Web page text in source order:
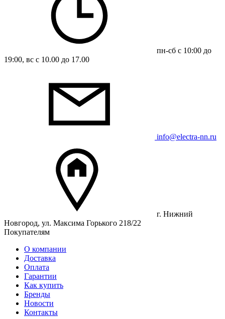
пн-сб с 10:00 до
19:00, вс с 10.00 до 17.00
info@electra-nn.ru
г. Нижний
Новгород, ул. Максима Горького 218/22
Покупателям
О компании
Доставка
Оплата
Гарантии
Как купить
Бренды
Новости
Контакты